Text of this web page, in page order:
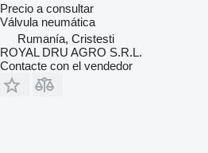
Precio a consultar
Válvula neumática
Rumanía, Cristesti
ROYAL DRU AGRO S.R.L.
Contacte con el vendedor